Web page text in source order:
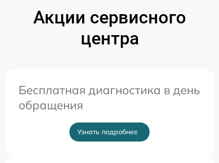
Акции сервисного
центра
Бесплатная диагностика в день
обращения
Узнать подробнее